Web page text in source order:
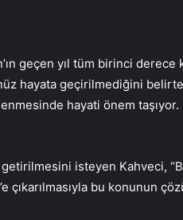
geçen yıl tüm birinci derece
hayata geçirilmediğini
hayati önem
isteyen Kahveci,
çıkarılmasıyla bu konunun